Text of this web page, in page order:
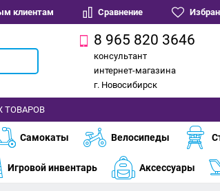
клиентам Сравнение
8 965 820 3646
консультант
интернет-магазина
г. Новосибирск
ТОВАРОВ
Самокаты Велосипеды
Игровой инвентарь Аксессуары